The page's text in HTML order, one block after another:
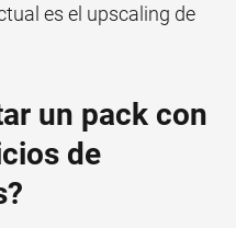
es el upscaling de
un pack con
de